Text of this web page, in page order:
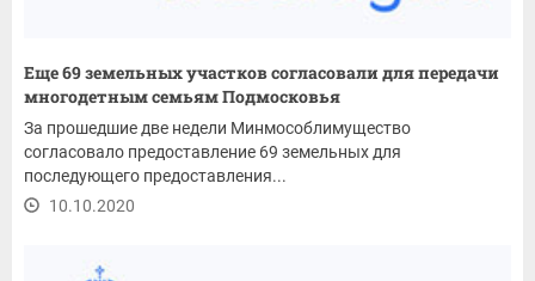
Еще 69 земельных участков согласовали для передачи
многодетным семьям Подмосковья
За прошедшие две недели Минмособлимущество
согласовало предоставление 69 земельных для
последующего предоставления...
10.10.2020